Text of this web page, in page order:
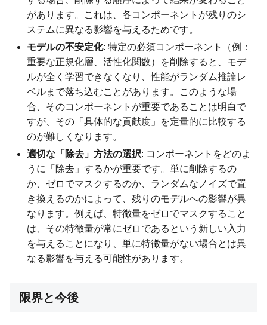
があります。これは、各コンポーネントが残りのシ
ステムに異なる影響を与えるためです。
モデルの不安定化: 特定の必須コンポーネント（例：
重要な正規化層、活性化関数）を削除すると、モデ
ルが全く学習できなくなり、性能がランダム推論レ
ベルまで落ち込むことがあります。このような場
合、そのコンポーネントが重要であることは明白で
すが、その「具体的な貢献度」を定量的に比較する
のが難しくなります。
適切な「除去」方法の選択: コンポーネントをどのよ
うに「除去」するかが重要です。単に削除するの
か、ゼロでマスクするのか、ランダムなノイズで置
き換えるのかによって、残りのモデルへの影響が異
なります。例えば、特徴量をゼロでマスクすること
は、その特徴量が常にゼロであるという新しい入力
を与えることになり、単に特徴量がない場合とは異
なる影響を与える可能性があります。
限界と今後